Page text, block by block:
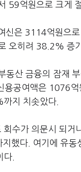
59억원으로 크게
신은 3114억원으
오히려 38.2% 증
동산 금융의 잠재
용공여액은 1076
지 치솟았다.
회수가 의문시 되
지했다. 여기에 유
다.